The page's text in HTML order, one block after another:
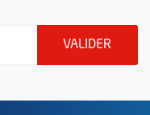
VALIDER